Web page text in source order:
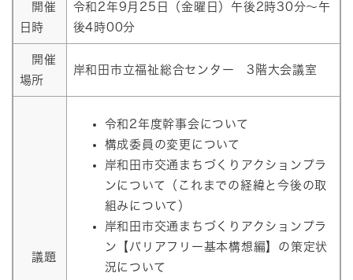
開催
日時
令和2年9月25日（金曜日）午後2時30分～午
後4時00分
開催
場所
岸和田市立福祉総合センター 3階大会議室
議題
令和2年度幹事会について
構成委員の変更について
岸和田市交通まちづくりアクションプラ
ンについて（これまでの経緯と今後の取
組みについて）
岸和田市交通まちづくりアクションプラ
ン【バリアフリー基本構想編】の策定状
況について